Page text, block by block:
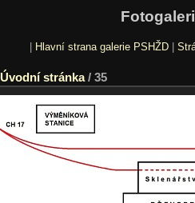
Hlavní strana galerie PSHŽD|
Úvodní stránka/ 35